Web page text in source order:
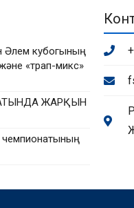
Әлем кубогының
және «трап-микс»
ЖАРҚЫН